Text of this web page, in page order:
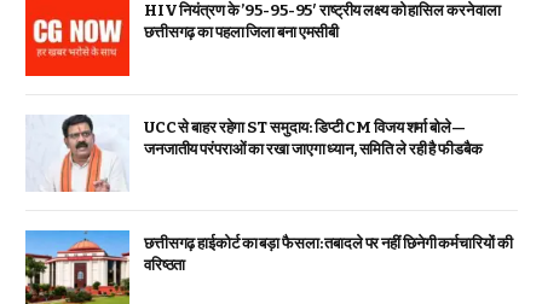
HIV नियंत्रण के ’95-95-95′ राष्ट्रीय लक्ष्य को हासिल करने वाला
छत्तीसगढ़ का पहला जिला बना एमसीबी
UCC से बाहर रहेगा ST समुदाय: डिप्टी CM विजय शर्मा बोले—
जनजातीय परंपराओं का रखा जाएगा ध्यान, समिति ले रही है फीडबैक
छत्तीसगढ़ हाईकोर्ट का बड़ा फैसला: तबादले पर नहीं छिनेगी कर्मचारियों की
वरिष्ठता